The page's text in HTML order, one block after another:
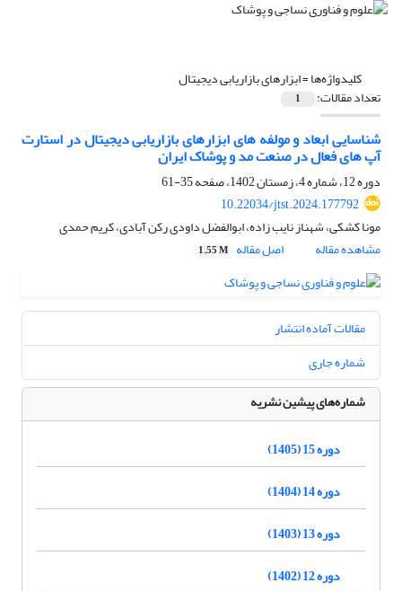
کلیدواژه‌ها =ابزارهای بازاریابی دیجیتال
تعداد مقالات: 1
شناسایی ابعاد و مولفه های ابزارهای بازاریابی دیجیتال در استارت
آپ های فعال در صنعت مد و پوشاک ایران
دوره 12، شماره 4، زمستان 1402، صفحه
35-61
10.22034/jtst.2024.177792
مونا کشکی، شهناز نایب زاده، ابوالفضل داودی رکن آبادی، کریم حمدی
مشاهده مقاله
اصل مقاله 1.55 M
مقالات آماده انتشار
شماره جاری
شماره‌های پیشین نشریه
دوره 15 (1405)
دوره 14 (1404)
دوره 13 (1403)
دوره 12 (1402)